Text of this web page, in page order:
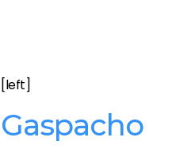
[left]
Gaspacho